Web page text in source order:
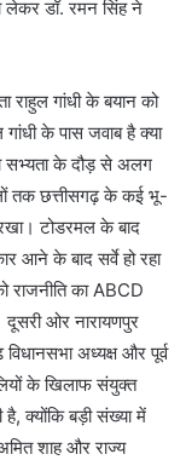
लेकर डॉ. रमन सिंह ने
राहुल गांधी के बयान को
के पास जवाब है क्या
सभ्यता के दौड़ से अलग
तक छत्तीसगढ़ के कई भू-
टोडरमल के बाद
आने के बाद सर्वे हो रहा
राजनीति का ABCD
ओर नारायणपुर
अध्यक्ष और पूर्व
के खिलाफ संयुक्त
क्योंकि बड़ी संख्या में
शाह और राज्य